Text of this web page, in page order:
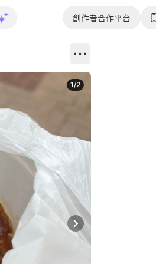
創作者合作平台
Next slide
1/2